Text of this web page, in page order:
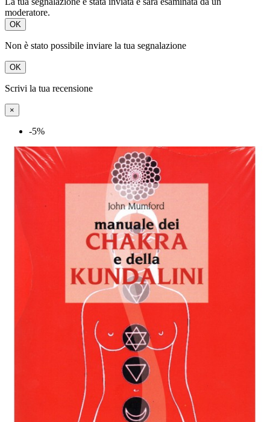
moderatore.
OK
Non è stato possibile inviare la tua segnalazione
OK
Scrivi la tua recensione
×
-5%